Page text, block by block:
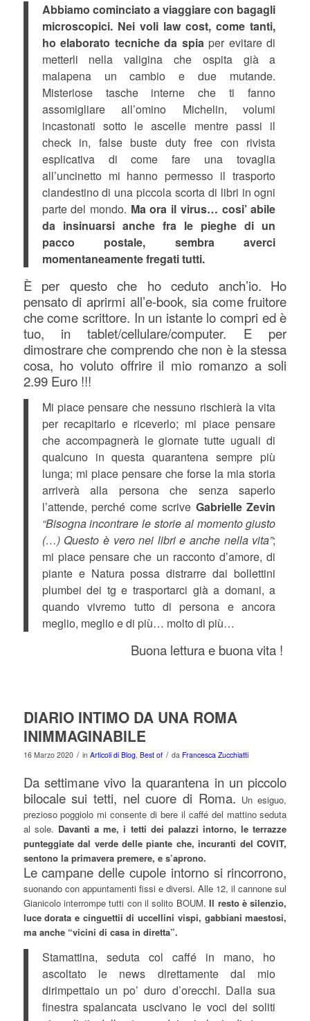
Abbiamo cominciato a viaggiare con bagagli
microscopici. Nei voli law cost, come tanti,
ho elaborato tecniche da spiaper evitare di
metterli nella valigina che ospita già a
malapena un cambio e due mutande.
Misteriose tasche interne che ti fanno
assomigliare all’omino Michelin, volumi
incastonati sotto le ascelle mentre passi il
check in, false buste duty free con rivista
esplicativa di come fare una tovaglia
all’uncinetto mi hanno permesso il trasporto
clandestino di una piccola scorta di libri in ogni
parte del mondo. Ma ora il virus… cosi’ abile
da insinuarsi anche fra le pieghe di un
pacco postale, sembra averci
momentaneamente fregati tutti.
È per questo che ho ceduto anch’io. Ho
pensato di aprirmi all’e-book, sia come fruitore
che come scrittore. In un istante lo compri ed è
tuo, in tablet/cellulare/computer. E per
dimostrare che comprendo che non è la stessa
cosa, ho voluto offrire il mio romanzo a soli
2.99 Euro !!!
Mi piace pensare che nessuno rischierà la vita
per recapitarlo e riceverlo; mi piace pensare
che accompagnerà le giornate tutte uguali di
qualcuno in questa quarantena sempre più
lunga; mi piace pensare che forse la mia storia
arriverà alla persona che senza saperlo
l’attende, perché come scrive Gabrielle Zevin
“Bisogna incontrare le storie al momento giusto
(…) Questo è vero nei libri e anche nella vita”;
mi piace pensare che un racconto d’amore, di
piante e Natura possa distrarre dai bollettini
plumbei dei tg e trasportarci già a domani, a
quando vivremo tutto di persona e ancora
meglio, meglio e di più… molto di più…
Buona lettura e buona vita !
DIARIO INTIMO DA UNA ROMA
INIMMAGINABILE
16 Marzo 2020 / in Articoli di Blog, Best of / da Francesca Zucchiatti
Da settimane vivo la quarantena in un piccolo
bilocale sui tetti, nel cuore di Roma. Un esiguo,
prezioso poggiolo mi consente di bere il caffé del mattino seduta
al sole. Davanti a me, i tetti dei palazzi intorno, le terrazze
punteggiate dal verde delle piante che, incuranti del COVIT,
sentono la primavera premere, e s’aprono.
Le campane delle cupole intorno si rincorrono,
suonando con appuntamenti fissi e diversi. Alle 12, il cannone sul
Gianicolo interrompe tutti con il solito BOUM.Il resto è silenzio,
luce dorata e cinguettii di uccellini vispi, gabbiani maestosi,
ma anche “vicini di casa in diretta”.
Stamattina, seduta col caffé in mano, ho
ascoltato le news direttamente dal mio
dirimpettaio un po’ duro d’orecchi. Dalla sua
finestra spalancata uscivano le voci dei soliti